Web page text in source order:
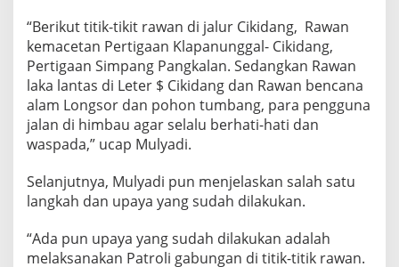
“Berikut titik-tikit rawan di jalur Cikidang, Rawan
kemacetan Pertigaan Klapanunggal- Cikidang,
Pertigaan Simpang Pangkalan. Sedangkan Rawan
laka lantas di Leter $ Cikidang dan Rawan bencana
alam Longsor dan pohon tumbang, para pengguna
jalan di himbau agar selalu berhati-hati dan
waspada,” ucap Mulyadi.
Selanjutnya, Mulyadi pun menjelaskan salah satu
langkah dan upaya yang sudah dilakukan.
“Ada pun upaya yang sudah dilakukan adalah
melaksanakan Patroli gabungan di titik-titik rawan.